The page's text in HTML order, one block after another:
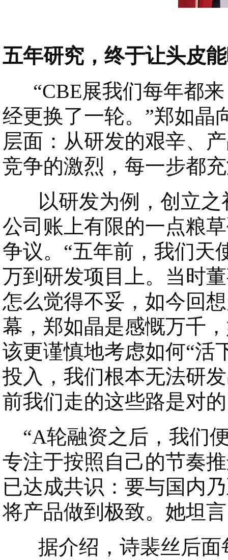
五年研究，终于让头皮
“CBE展我们每年都来
经更换了一轮。”郑如晶
层面：从研发的艰辛、
竞争的激烈，每一步都
以研发为例，创立之
公司账上有限的一点粮
争议。“五年前，我们天
万到研发项目上。当时
怎么觉得不妥，如今回
幕，郑如晶是感慨万千
该更谨慎地考虑如何“活
投入，我们根本无法研
前我们走的这些路是对
“A轮融资之后，我们
专注于按照自己的节奏
已达成共识：要与国内
将产品做到极致。她坦
据介绍，诗裴丝后面